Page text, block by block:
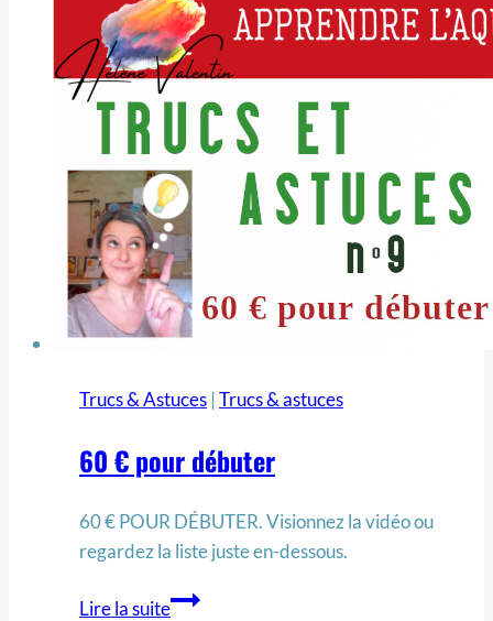
Trucs & Astuces | Trucs & astuces
60 € pour débuter
60 € POUR DÉBUTER. Visionnez la vidéo ou
regardez la liste juste en-dessous.
Lire la suite